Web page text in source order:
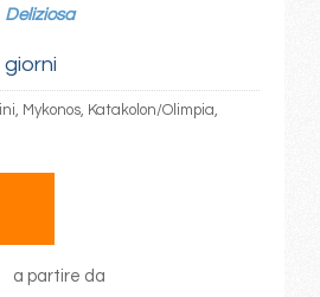
Deliziosa
Mykonos, Katakolon/Olimpia,
a partire da